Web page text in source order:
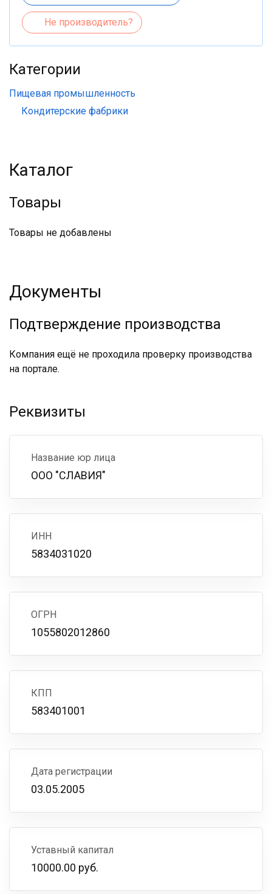
Не производитель?
Категории
Пищевая промышленность
Кондитерские фабрики
Каталог
Товары
Товары не добавлены
Документы
Подтверждение производства
Компания ещё не проходила проверку производства
на портале.
Реквизиты
Название юр лица
ООО "СЛАВИЯ"
ИНН
5834031020
ОГРН
1055802012860
КПП
583401001
Дата регистрации
03.05.2005
Уставный капитал
10000.00 руб.